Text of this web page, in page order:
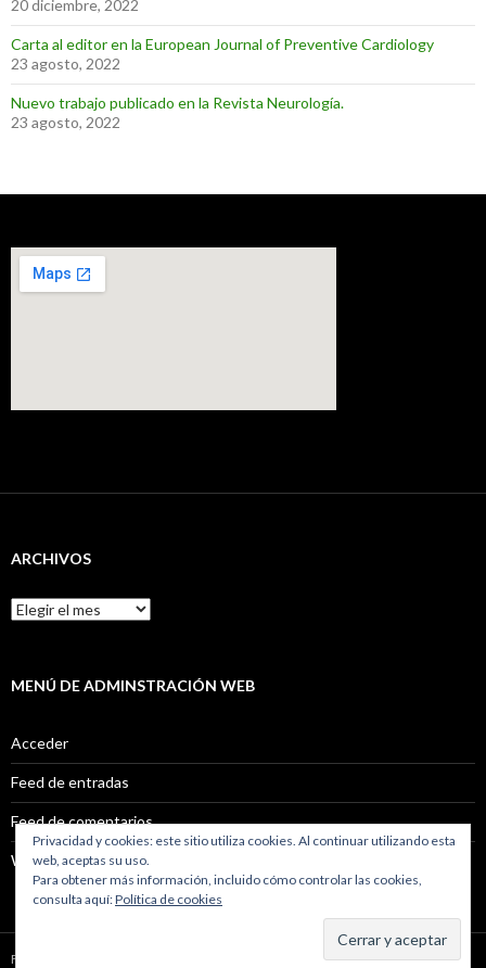
20 diciembre, 2022
Carta al editor en la European Journal of Preventive Cardiology
23 agosto, 2022
Nuevo trabajo publicado en la Revista Neurología.
23 agosto, 2022
ARCHIVOS
Archivos
MENÚ DE ADMINSTRACIÓN WEB
Acceder
Feed de entradas
Feed de comentarios
WordPress.org
Funciona gracias a WordPress
Privacidad y cookies: este sitio utiliza cookies. Al continuar utilizando esta
web, aceptas su uso.
Para obtener más información, incluido cómo controlar las cookies,
consulta aquí:Política de cookies